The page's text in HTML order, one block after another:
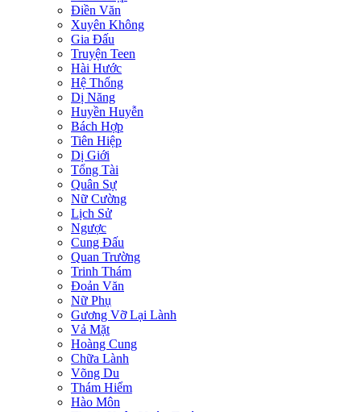
Điền Văn
Xuyên Không
Gia Đấu
Truyện Teen
Hài Hước
Hệ Thống
Dị Năng
Huyền Huyễn
Bách Hợp
Tiên Hiệp
Dị Giới
Tổng Tài
Quân Sự
Nữ Cường
Lịch Sử
Ngược
Cung Đấu
Quan Trường
Trinh Thám
Đoản Văn
Nữ Phụ
Gương Vỡ Lại Lành
Vả Mặt
Hoàng Cung
Chữa Lành
Võng Du
Thám Hiểm
Hào Môn